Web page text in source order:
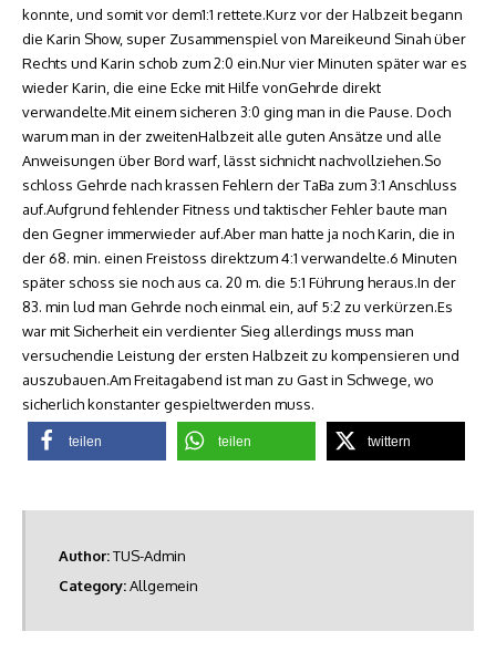
konnte, und somit vor dem1:1 rettete.Kurz vor der Halbzeit begann
die Karin Show, super Zusammenspiel von Mareikeund Sinah über
Rechts und Karin schob zum 2:0 ein.Nur vier Minuten später war es
wieder Karin, die eine Ecke mit Hilfe vonGehrde direkt
verwandelte.Mit einem sicheren 3:0 ging man in die Pause. Doch
warum man in der zweitenHalbzeit alle guten Ansätze und alle
Anweisungen über Bord warf, lässt sichnicht nachvollziehen.So
schloss Gehrde nach krassen Fehlern der TaBa zum 3:1 Anschluss
auf.Aufgrund fehlender Fitness und taktischer Fehler baute man
den Gegner immerwieder auf.Aber man hatte ja noch Karin, die in
der 68. min. einen Freistoss direktzum 4:1 verwandelte.6 Minuten
später schoss sie noch aus ca. 20 m. die 5:1 Führung heraus.In der
83. min lud man Gehrde noch einmal ein, auf 5:2 zu verkürzen.Es
war mit Sicherheit ein verdienter Sieg allerdings muss man
versuchendie Leistung der ersten Halbzeit zu kompensieren und
auszubauen.Am Freitagabend ist man zu Gast in Schwege, wo
sicherlich konstanter gespieltwerden muss.
teilen teilen twittern
Author:TUS-Admin
Category:Allgemein